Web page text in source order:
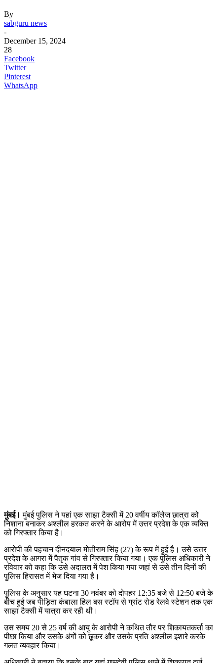
By
sabguru news
-
December 15, 2024
28
Facebook
Twitter
Pinterest
WhatsApp
मुंबई। मुंबई पुलिस ने यहां एक साझा टैक्सी में 20 वर्षीय कॉलेज छात्रा को
निशाना बनाकर अश्लील हरकत करने के आरोप में उत्तर प्रदेश के एक व्यक्ति
को गिरफ्तार किया है।
आरोपी की पहचान दीनदयाल मोतीराम सिंह (27) के रूप में हुई है। उसे उत्तर
प्रदेश के आगरा में पैतृक गांव से गिरफ्तार किया गया। एक पुलिस अधिकारी ने
रविवार को कहा कि उसे अदालत में पेश किया गया जहां से उसे तीन दिनों की
पुलिस हिरासत में भेज दिया गया है।
पुलिस के अनुसार यह घटना 30 नवंबर को दोपहर 12:35 बजे से 12:50 बजे के
बीच हुई जब पीड़िता कंबाला हिल बस स्टॉप से ​​ग्रांट रोड रेलवे स्टेशन तक एक
साझा टैक्सी में यात्रा कर रही थी।
उस समय 20 से 25 वर्ष की आयु के आरोपी ने कथित तौर पर शिकायतकर्ता का
पीछा किया और उसके अंगों को छूकर और उसके प्रति अश्लील इशारे करके
गलत व्यवहार किया।